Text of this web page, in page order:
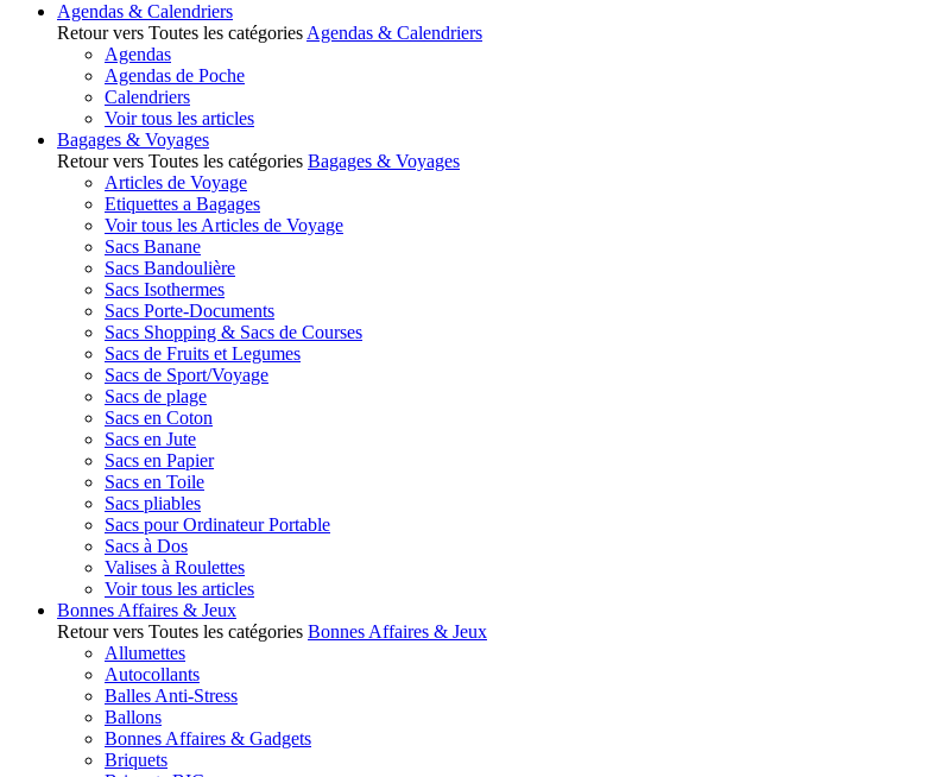
Agendas & Calendriers
Retour vers Toutes les catégories Agendas & Calendriers
Agendas
Agendas de Poche
Calendriers
Voir tous les articles
Bagages & Voyages
Retour vers Toutes les catégories Bagages & Voyages
Articles de Voyage
Etiquettes a Bagages
Voir tous les Articles de Voyage
Sacs Banane
Sacs Bandoulière
Sacs Isothermes
Sacs Porte-Documents
Sacs Shopping & Sacs de Courses
Sacs de Fruits et Legumes
Sacs de Sport/Voyage
Sacs de plage
Sacs en Coton
Sacs en Jute
Sacs en Papier
Sacs en Toile
Sacs pliables
Sacs pour Ordinateur Portable
Sacs à Dos
Valises à Roulettes
Voir tous les articles
Bonnes Affaires & Jeux
Retour vers Toutes les catégories Bonnes Affaires & Jeux
Allumettes
Autocollants
Balles Anti-Stress
Ballons
Bonnes Affaires & Gadgets
Briquets